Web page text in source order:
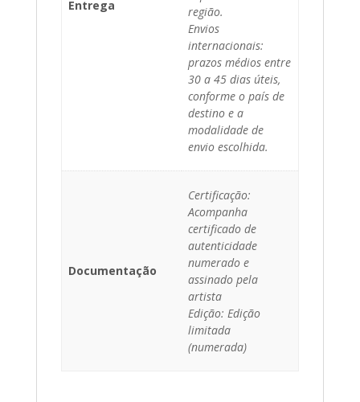
Entrega
região.
Envios
internacionais:
prazos médios entre
30 a 45 dias úteis,
conforme o país de
destino e a
modalidade de
envio escolhida.
Documentação
Certificação:
Acompanha
certificado de
autenticidade
numerado e
assinado pela
artista
Edição: Edição
limitada
(numerada)